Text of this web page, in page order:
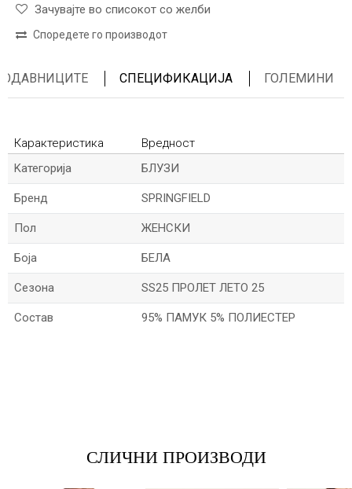
Зачувајте во списокот со желби
Споредете го производот
СПЕЦИФИКАЦИЈА ГОЛЕМИНИ
Карактеристика
Вредност
Kатегорија
БЛУЗИ
Бренд SPRINGFIELD
Пол ЖЕНСКИ
Боја БЕЛА
Сезона SS25 ПРОЛЕТ ЛЕТО 25
Состав 95% ПАМУК 5% ПОЛИЕСТЕР
СЛИЧНИ ПРОИЗВОДИ